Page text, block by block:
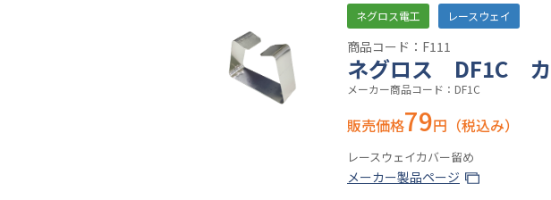
ネグロス電工 レースウェイ
商品コード：F111
ネグロス DF1C カ
メーカー商品コード：DF1C
販売価格79円（税込み）
レースウェイカバー留め
メーカー製品ページ